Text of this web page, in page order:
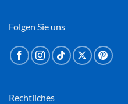
Rechtliches
Folgen Sie uns